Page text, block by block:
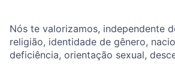
Nós te valorizamos, independente
religião, identidade de gênero,
deficiência, orientação sexual,